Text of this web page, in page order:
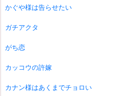
かぐや様は告らせたい
ガチアクタ
がち恋
カッコウの許嫁
カナン様はあくまでチョロい